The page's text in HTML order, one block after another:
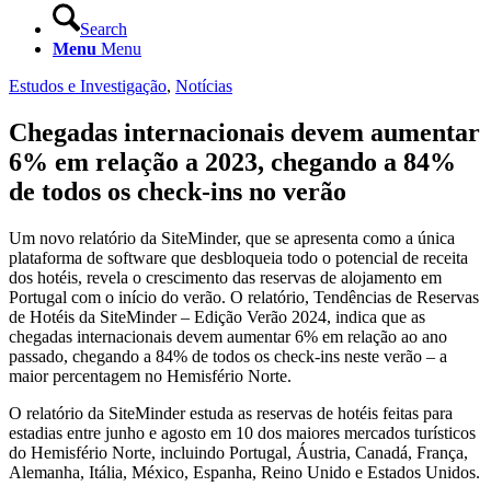
Search
Menu Menu
Estudos e Investigação, Notícias
Chegadas internacionais devem aumentar
6% em relação a 2023, chegando a 84%
de todos os check-ins no verão
Um novo relatório da SiteMinder, que se apresenta como a única
plataforma de software que desbloqueia todo o potencial de receita
dos hotéis, revela o crescimento das reservas de alojamento em
Portugal com o início do verão. O relatório, Tendências de Reservas
de Hotéis da SiteMinder – Edição Verão 2024, indica que as
chegadas internacionais devem aumentar 6% em relação ao ano
passado, chegando a 84% de todos os check-ins neste verão – a
maior percentagem no Hemisfério Norte.
O relatório da SiteMinder estuda as reservas de hotéis feitas para
estadias entre junho e agosto em 10 dos maiores mercados turísticos
do Hemisfério Norte, incluindo Portugal, Áustria, Canadá, França,
Alemanha, Itália, México, Espanha, Reino Unido e Estados Unidos.